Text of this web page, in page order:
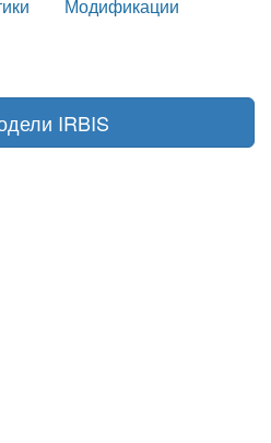
Модификации
IRBIS